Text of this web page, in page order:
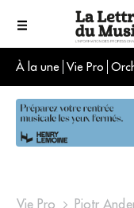
À la une Vie Pro
Vie Pro
Piotr